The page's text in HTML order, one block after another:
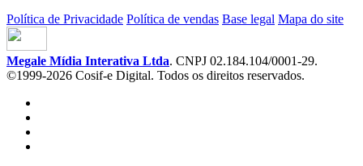
Política de Privacidade Política de vendas Base legal Mapa do site
Megale Mídia Interativa Ltda. CNPJ 02.184.104/0001-29.
©1999-2026 Cosif-e Digital. Todos os direitos reservados.